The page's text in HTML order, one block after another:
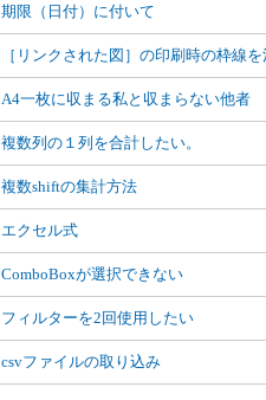
期限（日付）に付いて
［リンクされた図］の印刷時の枠線
A4一枚に収まる私と収まらない他者
複数列の１列を合計したい。
複数shiftの集計方法
エクセル式
ComboBoxが選択できない
フィルターを2回使用したい
csvファイルの取り込み